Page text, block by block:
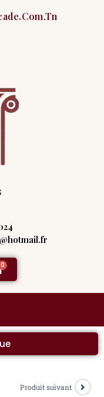
Produit suivant